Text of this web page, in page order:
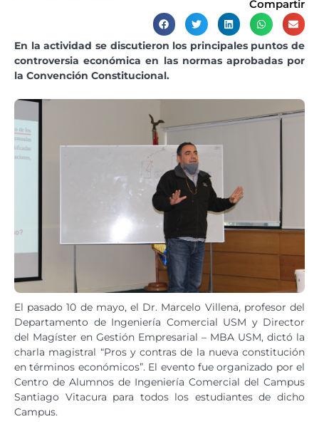
Compartir
En la actividad se discutieron los principales puntos de
controversia económica en las normas aprobadas por
la Convención Constitucional.
El pasado 10 de mayo, el Dr. Marcelo Villena, profesor del
Departamento de Ingeniería Comercial USM y Director
del Magíster en Gestión Empresarial – MBA USM, dictó la
charla magistral “Pros y contras de la nueva constitución
en términos económicos”. El evento fue organizado por el
Centro de Alumnos de Ingeniería Comercial del Campus
Santiago Vitacura para todos los estudiantes de dicho
Campus.